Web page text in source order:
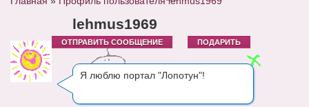
НОВОРОЖДЕННЫЙ
РАЗВИТИЕ
ВОПРОС-ОТВЕТ
lehmus1969
ОТПРАВИТЬ СООБЩЕНИЕ ПОДАРИТЬ
Я люблю портал "Лопотун"!